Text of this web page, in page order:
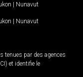
| Nunavut
| Nunavut
tenues par des agences
et identifie le